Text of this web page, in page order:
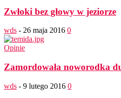
Zwłoki bez głowy w jeziorze
wds - 26 maja 2016 0
Opinie
Zamordowała noworodka
wds - 9 lutego 2016 0